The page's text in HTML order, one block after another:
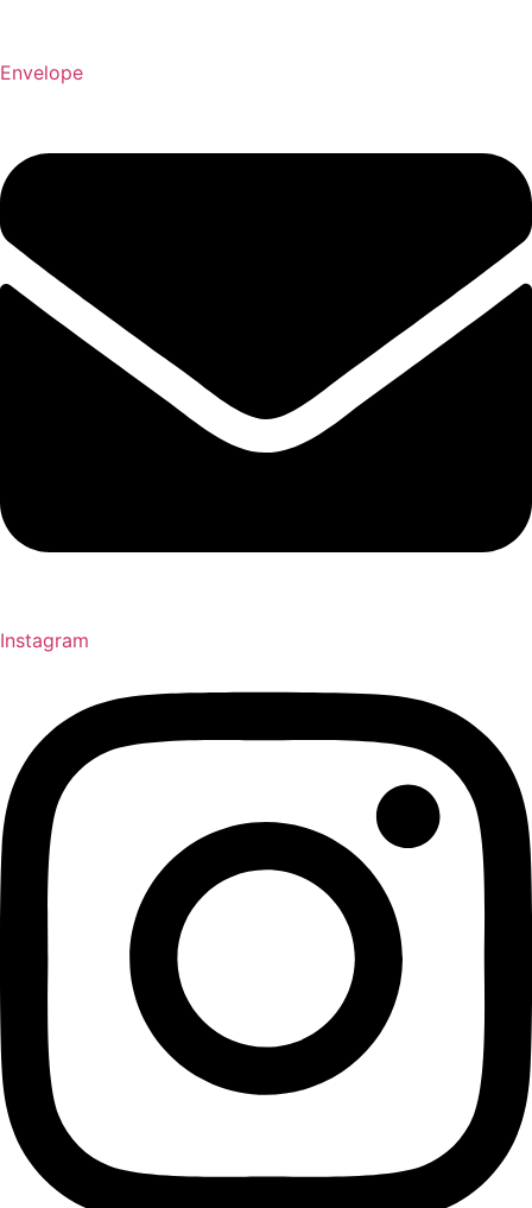
Envelope
Instagram